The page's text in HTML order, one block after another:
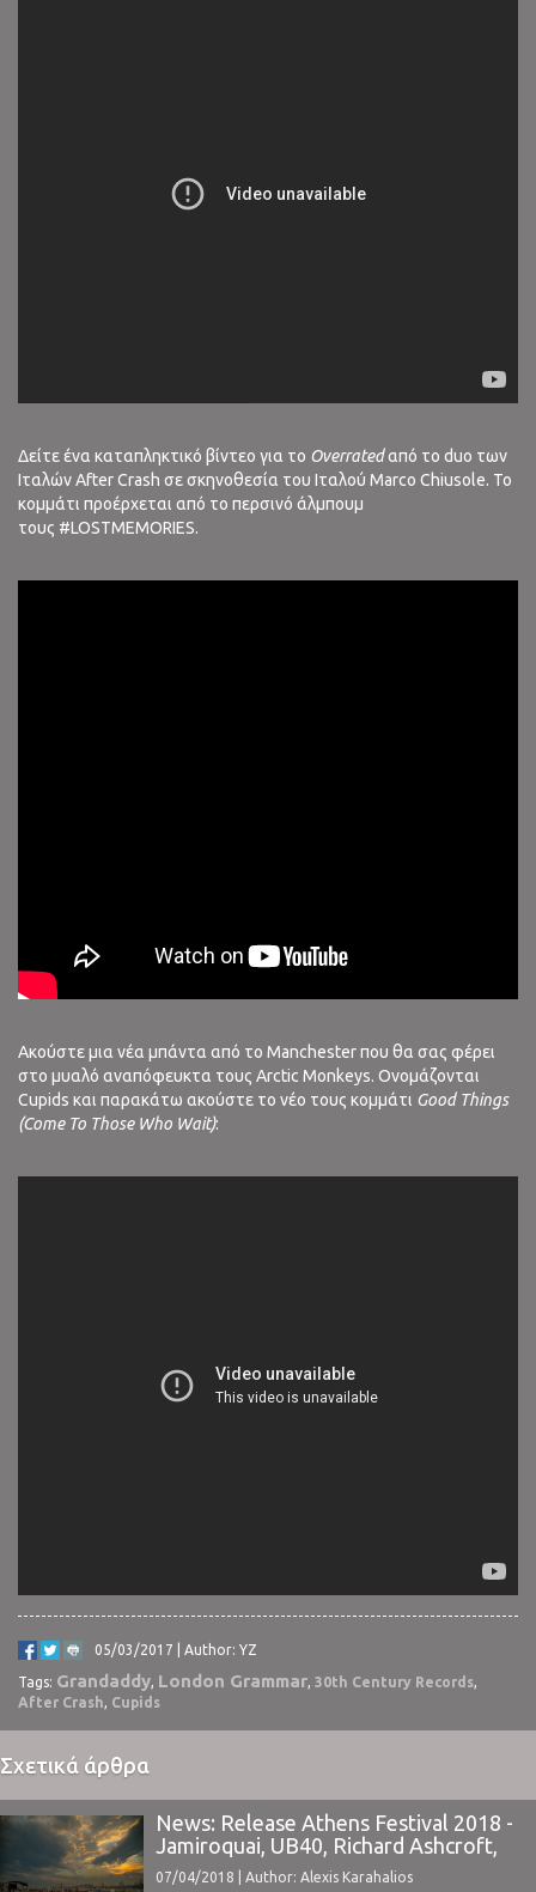
Δείτε ένα καταπληκτικό βίντεο για το Overratedαπό το duo των
Ιταλών After Crash σε σκηνοθεσία του Ιταλού Marco Chiusole. Το
κομμάτι προέρχεται από το περσινό άλμπουμ
τους #LOSTMEMORIES.
Ακούστε μια νέα μπάντα από το Manchester που θα σας φέρει
στο μυαλό αναπόφευκτα τους Arctic Monkeys. Ονομάζονται
Cupids και παρακάτω ακούστε το νέο τους κομμάτι Good Things
(Come To Those Who Wait):
05/03/2017 | Author: YZ
Tags: Grandaddy, London Grammar, 30th Century Records,
After Crash, Cupids
Σχετικά άρθρα
News: Release Athens Festival 2018 -
Jamiroquai, UB40, Richard Ashcroft,
κ.α.
07/04/2018 | Author: Alexis Karahalios